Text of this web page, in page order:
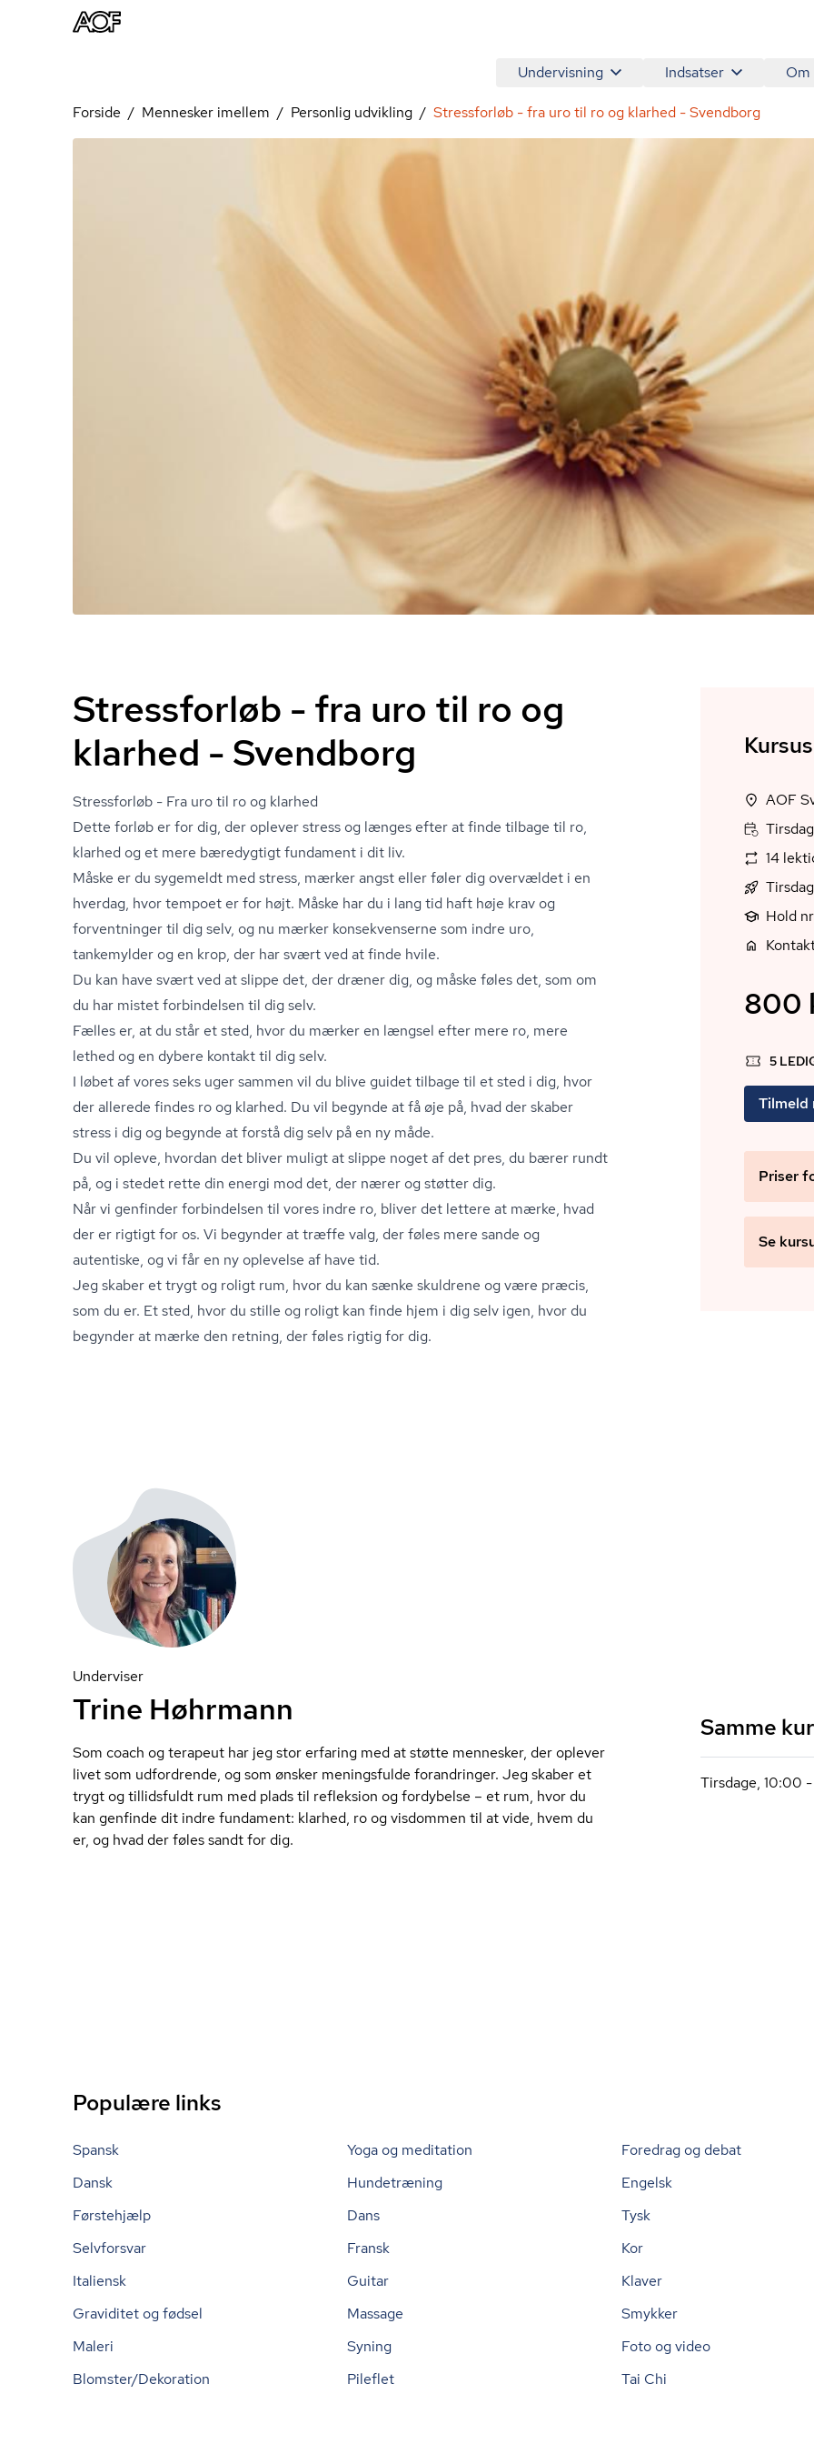
Undervisning Indsatser Om
Forside Mennesker imellem Personlig udvikling Stressforløb - fra uro til ro og klarhed - Svendborg
Stressforløb - fra uro til ro og
klarhed - Svendborg
Stressforløb - Fra uro til ro og klarhed
Dette forløb er for dig, der oplever stress og længes efter at finde tilbage til ro,
klarhed og et mere bæredygtigt fundament i dit liv.
Måske er du sygemeldt med stress, mærker angst eller føler dig overvældet i en
hverdag, hvor tempoet er for højt. Måske har du i lang tid haft høje krav og
forventninger til dig selv, og nu mærker konsekvenserne som indre uro,
tankemylder og en krop, der har svært ved at finde hvile.
Du kan have svært ved at slippe det, der dræner dig, og måske føles det, som om
du har mistet forbindelsen til dig selv.
Fælles er, at du står et sted, hvor du mærker en længsel efter mere ro, mere
lethed og en dybere kontakt til dig selv.
I løbet af vores seks uger sammen vil du blive guidet tilbage til et sted i dig, hvor
der allerede findes ro og klarhed. Du vil begynde at få øje på, hvad der skaber
stress i dig og begynde at forstå dig selv på en ny måde.
Du vil opleve, hvordan det bliver muligt at slippe noget af det pres, du bærer rundt
på, og i stedet rette din energi mod det, der nærer og støtter dig.
Når vi genfinder forbindelsen til vores indre ro, bliver det lettere at mærke, hvad
der er rigtigt for os. Vi begynder at træffe valg, der føles mere sande og
autentiske, og vi får en ny oplevelse af have tid.
Jeg skaber et trygt og roligt rum, hvor du kan sænke skuldrene og være præcis,
som du er. Et sted, hvor du stille og roligt kan finde hjem i dig selv igen, hvor du
begynder at mærke den retning, der føles rigtig for dig.
14
Hold
800
5
Tilmeld
Priser
Se
Underviser
Trine Høhrmann
Som coach og terapeut har jeg stor erfaring med at støtte mennesker, der oplever
livet som udfordrende, og som ønsker meningsfulde forandringer. Jeg skaber et
trygt og tillidsfuldt rum med plads til refleksion og fordybelse – et rum, hvor du
kan genfinde dit indre fundament: klarhed, ro og visdommen til at vide, hvem du
er, og hvad der føles sandt for dig.
Samme
Tirsdage, 10:00 -
Populære links
Spansk Yoga og meditation Foredrag og debat
Dansk
Hundetræning Engelsk
Førstehjælp
Dans Tysk
Selvforsvar
Fransk Kor
Italiensk
Guitar Klaver
Graviditet og fødsel
Massage Smykker
Maleri
Syning Foto og video
Blomster/Dekoration
Pileflet Tai Chi